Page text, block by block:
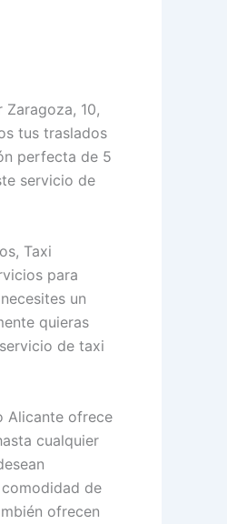
Zaragoza, 10,
tus traslados
perfecta de 5
servicio de
Taxi
para
un
quieras
de taxi
Alicante ofrece
cualquier
de
ofrecen